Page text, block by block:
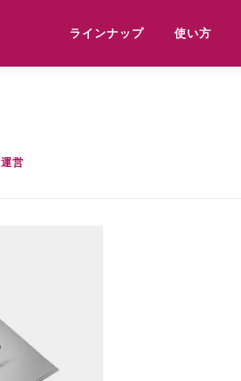
ラインナップ 使い方
運営